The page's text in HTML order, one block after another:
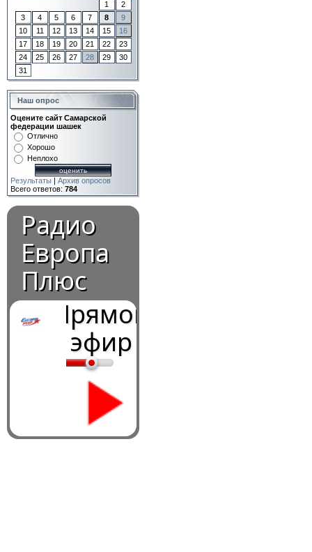
1
2
3
4 5 6 7 8
9
10
11 12 13 14 15
16
17
18 19 20 21 22
23
24
25 26 27 28 29
30
31
Наш опрос
Оцените сайт Самарской
федерации шашек
Отлично
Хорошо
Неплохо
Результаты | Архив опросов
Всего ответов: 784
Радио
Европа
Плюс
Прямой
эфир